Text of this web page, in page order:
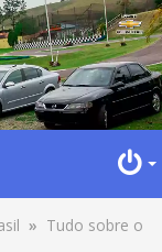
» Tudo sobre o